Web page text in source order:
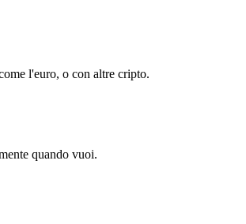
l'euro, o con altre cripto.
quando vuoi.